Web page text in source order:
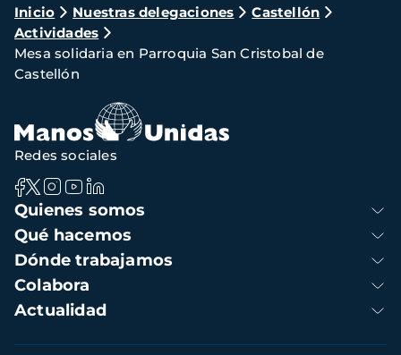
Ruta
de
navegación
Inicio Nuestras delegaciones
Castellón
Actividades
Mesa solidaria en Parroquia San Cristobal de
Castellón
Navegación
principal
Quienes somos
Qué hacemos
Dónde trabajamos
Colabora
Actualidad
Redes sociales